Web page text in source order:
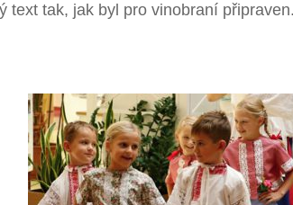
text tak, jak byl pro vinobraní